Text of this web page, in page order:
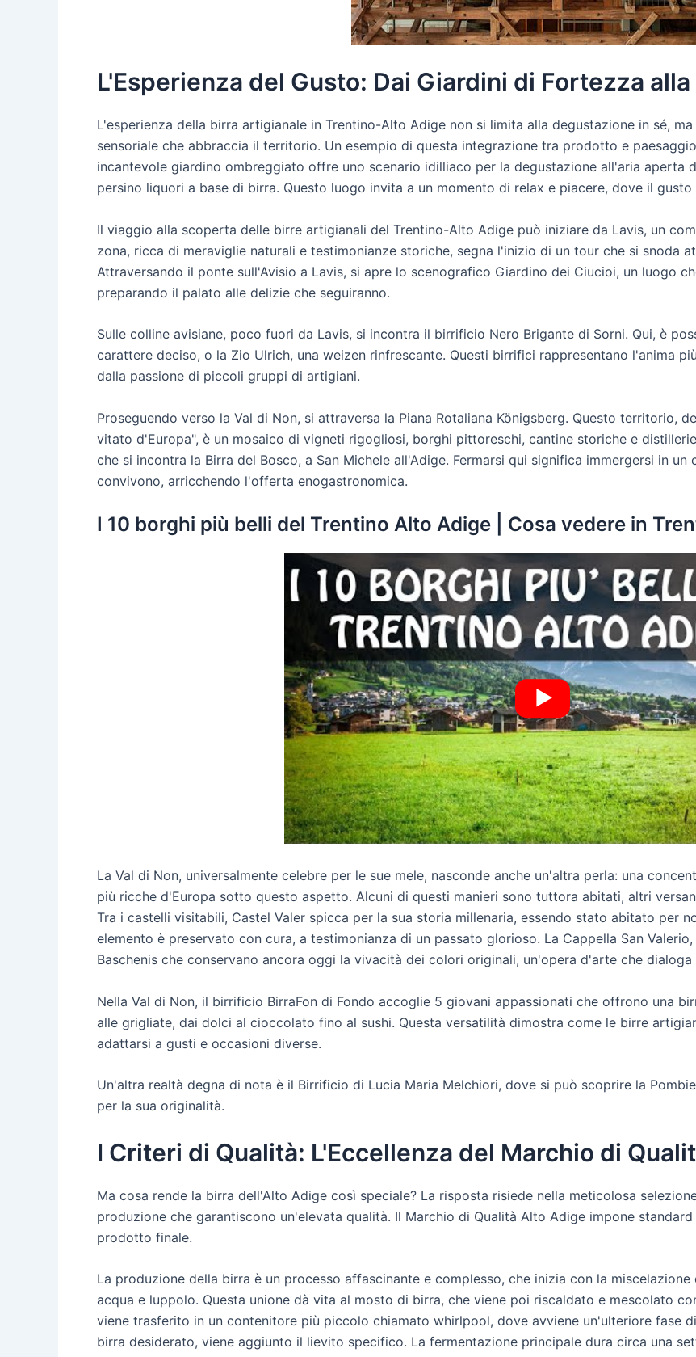
L'Esperienza del Gusto: Dai Giardini di Fortezza alla
L'esperienza della birra artigianale in Trentino-Alto Adige non si limita alla degustazione in sé,
sensoriale che abbraccia il territorio. Un esempio di questa integrazione tra prodotto e
incantevole giardino ombreggiato offre uno scenario idilliaco per la degustazione all'aria aperta
persino liquori a base di birra. Questo luogo invita a un momento di relax e piacere, dove il
Il viaggio alla scoperta delle birre artigianali del Trentino-Alto Adige può iniziare da Lavis, un
zona, ricca di meraviglie naturali e testimonianze storiche, segna l'inizio di un tour che si snoda
Attraversando il ponte sull'Avisio a Lavis, si apre lo scenografico Giardino dei Ciucioi, un luogo
preparando il palato alle delizie che seguiranno.
Sulle colline avisiane, poco fuori da Lavis, si incontra il birrificio Nero Brigante di Sorni. Qui, è
carattere deciso, o la Zio Ulrich, una weizen rinfrescante. Questi birrifici rappresentano l'anima
dalla passione di piccoli gruppi di artigiani.
Proseguendo verso la Val di Non, si attraversa la Piana Rotaliana Königsberg. Questo territorio,
vitato d'Europa", è un mosaico di vigneti rigogliosi, borghi pittoreschi, cantine storiche e
che si incontra la Birra del Bosco, a San Michele all'Adige. Fermarsi qui significa immergersi in
convivono, arricchendo l'offerta enogastronomica.
I 10 borghi più belli del Trentino Alto Adige | Cosa vedere in
La Val di Non, universalmente celebre per le sue mele, nasconde anche un'altra perla: una
più ricche d'Europa sotto questo aspetto. Alcuni di questi manieri sono tuttora abitati, altri
Tra i castelli visitabili, Castel Valer spicca per la sua storia millenaria, essendo stato abitato per
elemento è preservato con cura, a testimonianza di un passato glorioso. La Cappella San
Baschenis che conservano ancora oggi la vivacità dei colori originali, un'opera d'arte che
Nella Val di Non, il birrificio BirraFon di Fondo accoglie 5 giovani appassionati che offrono una
alle grigliate, dai dolci al cioccolato fino al sushi. Questa versatilità dimostra come le birre
adattarsi a gusti e occasioni diverse.
Un'altra realtà degna di nota è il Birrificio di Lucia Maria Melchiori, dove si può scoprire la
per la sua originalità.
I Criteri di Qualità: L'Eccellenza del Marchio di
Ma cosa rende la birra dell'Alto Adige così speciale? La risposta risiede nella meticolosa
produzione che garantiscono un'elevata qualità. Il Marchio di Qualità Alto Adige impone
prodotto finale.
La produzione della birra è un processo affascinante e complesso, che inizia con la
acqua e luppolo. Questa unione dà vita al mosto di birra, che viene poi riscaldato e mescolato
viene trasferito in un contenitore più piccolo chiamato whirlpool, dove avviene un'ulteriore fase
birra desiderato, viene aggiunto il lievito specifico. La fermentazione principale dura circa una